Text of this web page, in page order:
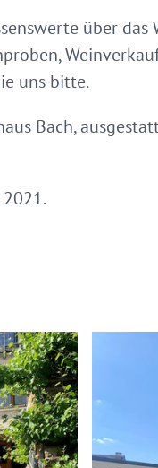
über
uns bitte.
Bach,